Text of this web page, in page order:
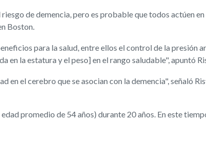
de demencia, pero es probable que todos actúen
Boston.
para la salud, entre ellos el control de la presión
en la estatura y el peso] en el rango saludable", apuntó
el cerebro que se asocian con la demencia", señaló
promedio de 54 años) durante 20 años. En este